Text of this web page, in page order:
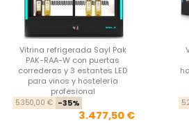
Vitrina refrigerada Sayl Pak
PAK-RAA-W con puertas
correderas y 3 estantes LED
para vinos y hostelería
profesional
Precio base
5.350,00 € -35%
3.477,50 €